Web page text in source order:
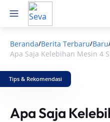
Beranda/Berita Terbaru/Baru
Apa Saja Kelebihan Mesin 4
Tips & Rekomendasi
Apa Saja